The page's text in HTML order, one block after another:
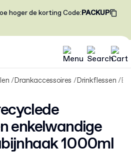
hoger de korting Code:PACKUP
Drankaccessoires Drinkflessen
enkelwandige
1000ml